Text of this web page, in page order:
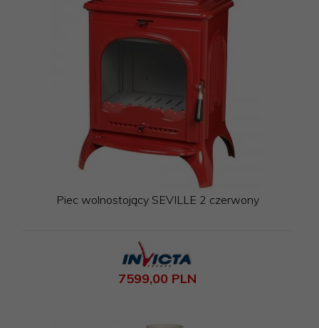
Piec wolnostojący SEVILLE 2 czerwony
7599,00 PLN